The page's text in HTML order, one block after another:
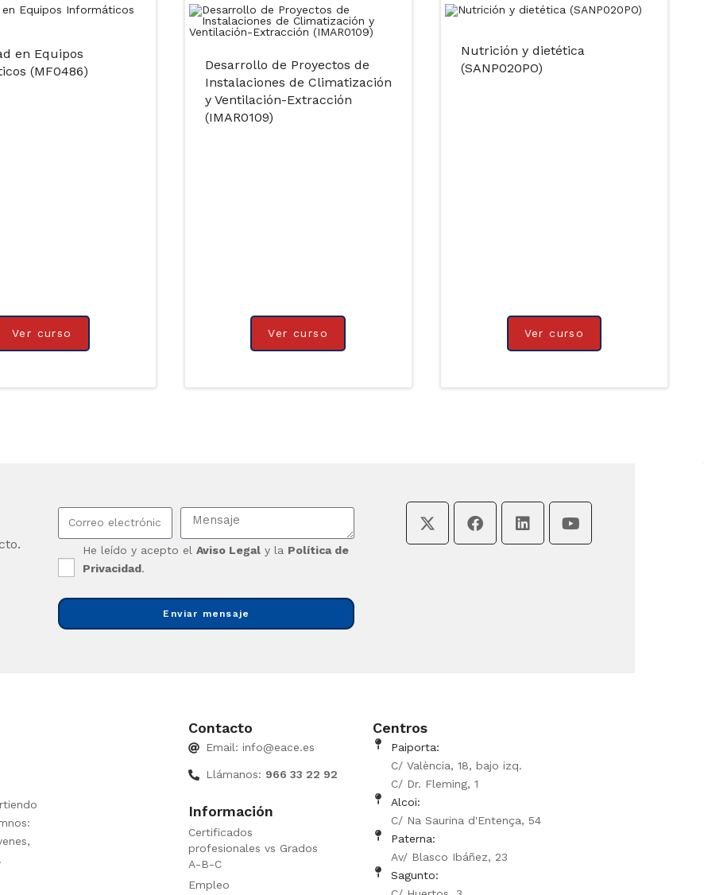
en Equipos
(MF0486)
Ver curso
Desarrollo de Proyectos de
Instalaciones de Climatización
y Ventilación-Extracción
(IMAR0109)
Ver curso
Nutrición y dietética
(SANP020PO)
Ver curso
He leído y acepto el Aviso Legaly la Política de
Privacidad.
Enviar mensaje
Contacto
Email: info@eace.es
Llámanos: 966 33 22 92
Información
Certificados
profesionales vs Grados
A-B-C
Empleo
Centros
Paiporta:
C/ València, 18, bajo izq.
C/ Dr. Fleming, 1
Alcoi:
C/ Na Saurina d'Entença, 54
Paterna:
Av/ Blasco Ibáñez, 23
Sagunto: